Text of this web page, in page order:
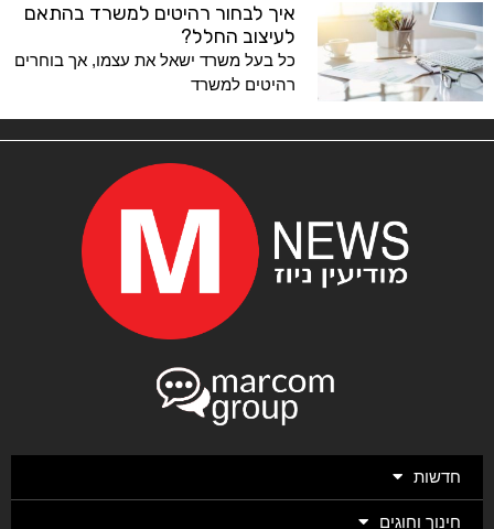
איך לבחור רהיטים למשרד בהתאם
לעיצוב החלל?
כל בעל משרד ישאל את עצמו, אך בוחרים
רהיטים למשרד
חדשות
חינוך וחוגים